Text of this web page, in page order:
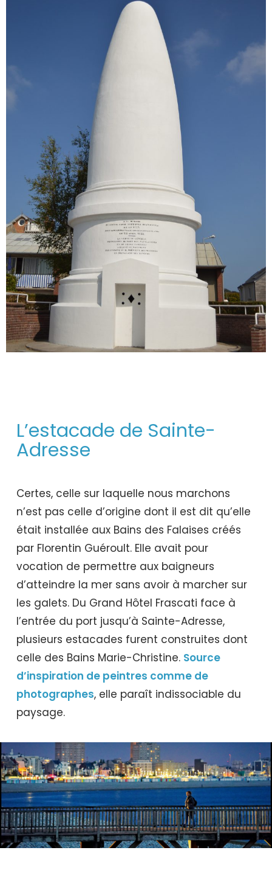
L’estacade de Sainte-
Adresse
Certes, celle sur laquelle nous marchons
n’est pas celle d’origine dont il est dit qu’elle
était installée aux Bains des Falaises créés
par Florentin Guéroult. Elle avait pour
vocation de permettre aux baigneurs
d’atteindre la mer sans avoir à marcher sur
les galets. Du Grand Hôtel Frascati face à
l’entrée du port jusqu’à Sainte-Adresse,
plusieurs estacades furent construites dont
celle des Bains Marie-Christine. Source
d’inspiration de peintres comme de
photographes, elle paraît indissociable du
paysage.